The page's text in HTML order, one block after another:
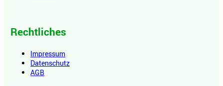
Rechtliches
Impressum
Datenschutz
AGB